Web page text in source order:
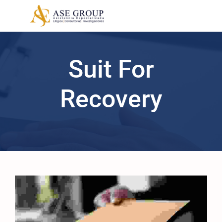
Suit For
Recovery